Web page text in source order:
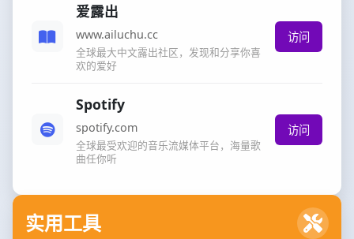
爱露出
www.ailuchu.cc
全球最大中文露出社区，发现和分享你喜
欢的爱好
访问
Spotify
spotify.com
全球最受欢迎的音乐流媒体平台，海量歌
曲任你听
访问
实用工具